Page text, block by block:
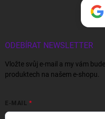
ODEBÍRAT NEWSLETTER
Vložte svůj e-mail a my vám
produktech na našem e-shopu.
E-MAIL